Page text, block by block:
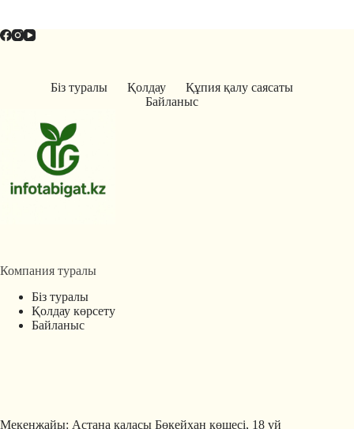
Біз туралы Қолдау
Құпия қалу саясаты
Байланыс
Компания туралы
Біз туралы
Қолдау көрсету
Байланыс
Мекенжайы: Астана қаласы Бөкейхан көшесі, 18 үй